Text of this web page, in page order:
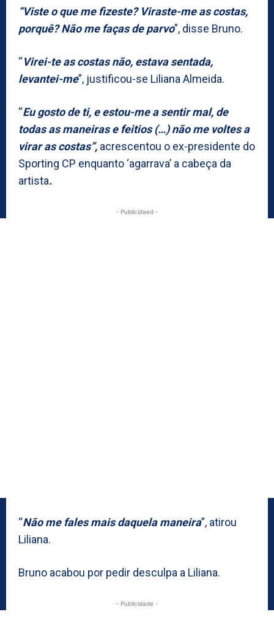
“Viste o que me fizeste? Viraste-me as costas,
porquê? Não me faças de parvo”, disse Bruno.
“Virei-te as costas não, estava sentada,
levantei-me”, justificou-se Liliana Almeida.
“Eu gosto de ti, e estou-me a sentir mal, de
todas as maneiras e feitios (…) não me voltes a
virar as costas”, acrescentou o ex-presidente do
Sporting CP enquanto ‘agarrava’ a cabeça da
artista.
- Publicidaed -
“Não me fales mais daquela maneira”, atirou
Liliana.
Bruno acabou por pedir desculpa a Liliana.
- Publicidade -